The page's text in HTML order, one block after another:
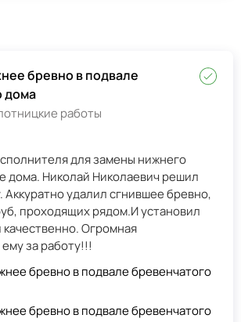
бревно в подвале
дома
работы
для замены нижнего
решил
удалил сгнившее бревно,
проходящих рядом.И установил
Огромная
за работу!!!